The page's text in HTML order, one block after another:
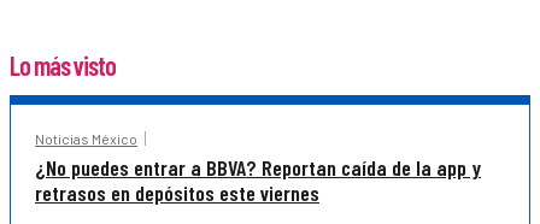
Lo más visto
Noticias México
¿No puedes entrar a BBVA? Reportan caída de la app y
retrasos en depósitos este viernes